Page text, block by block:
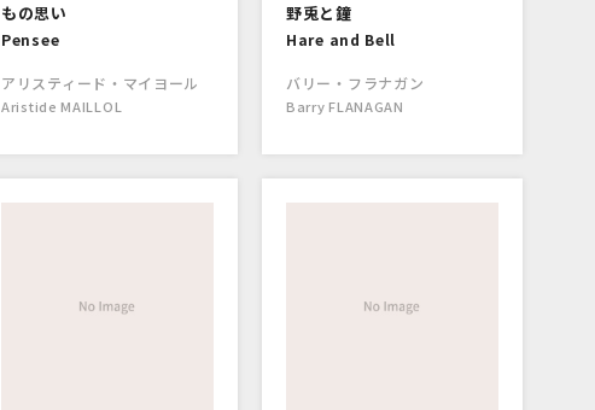
もの思い
Pensee
アリスティード・マイヨール
Aristide MAILLOL
野兎と鐘
Hare and Bell
バリー・フラナガン
Barry FLANAGAN